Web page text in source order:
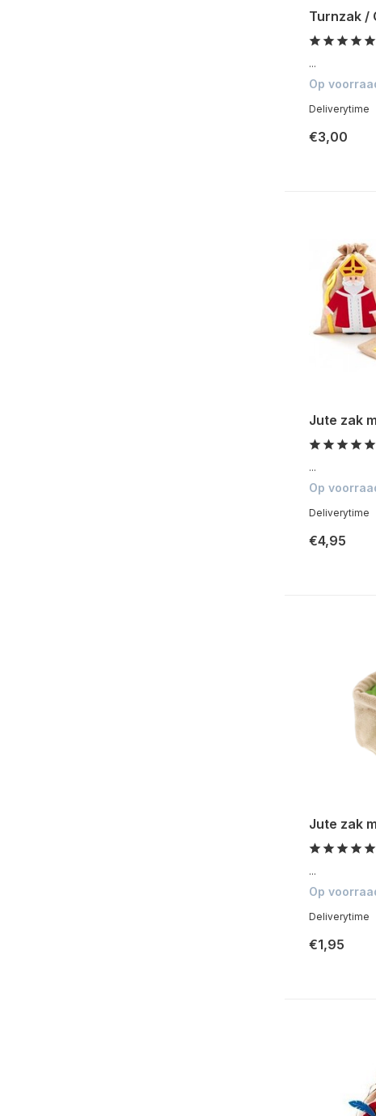
Turnzak /
...
Op
Deliverytime
€3,00
Jute zak
...
Op
Deliverytime
€4,95
Jute zak
...
Op
Deliverytime
€1,95